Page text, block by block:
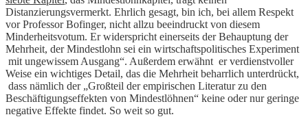
Distanzierungsvermerkt. Ehrlich gesagt, bin ich, bei allem Respekt
vor Professor Bofinger, nicht allzu beeindruckt von diesem
Minderheitsvotum. Er widerspricht einerseits der Behauptung der
Mehrheit, der Mindestlohn sei ein wirtschaftspolitisches Experiment
mit ungewissem Ausgang“. Außerdem erwähnt er verdienstvoller
Weise ein wichtiges Detail, das die Mehrheit beharrlich unterdrückt,
dass nämlich der „Großteil der empirischen Literatur zu den
Beschäftigungseffekten von Mindestlöhnen“ keine oder nur geringe
negative Effekte findet. So weit so gut.